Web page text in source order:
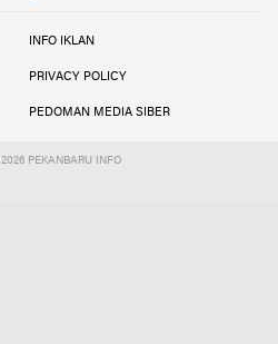
INFO IKLAN
PRIVACY POLICY
PEDOMAN MEDIA SIBER
2026 PEKANBARU INFO